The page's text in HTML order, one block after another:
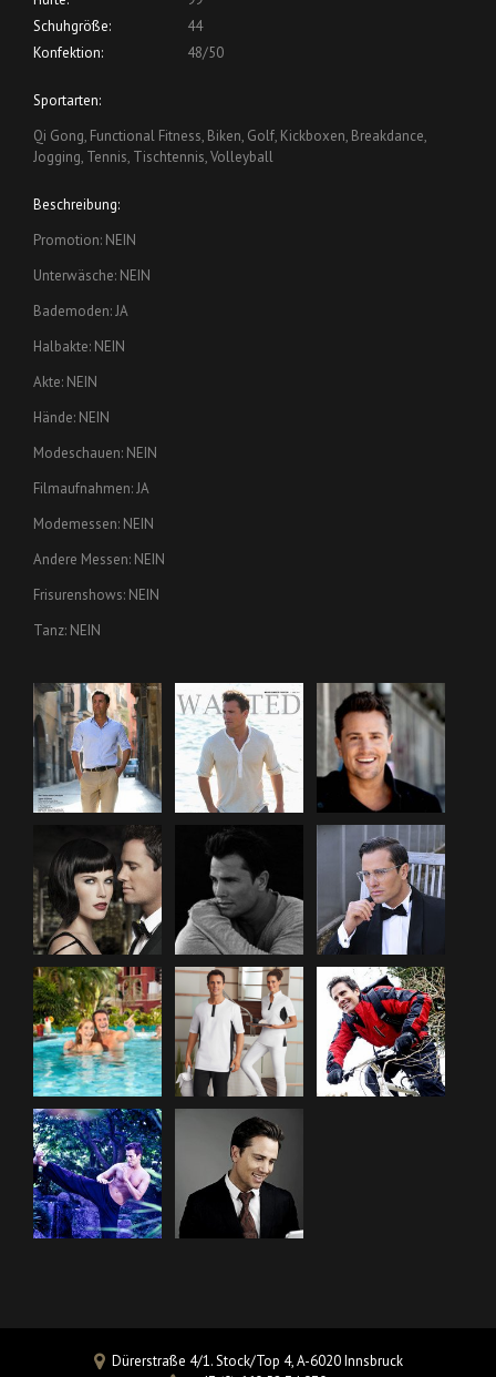
Schuhgröße:
44
Konfektion:
48/50
Sportarten:
Qi Gong, Functional Fitness, Biken, Golf, Kickboxen, Breakdance,
Jogging, Tennis, Tischtennis, Volleyball
Beschreibung:
Promotion: NEIN
Unterwäsche: NEIN
Bademoden: JA
Halbakte: NEIN
Akte: NEIN
Hände: NEIN
Modeschauen: NEIN
Filmaufnahmen: JA
Modemessen: NEIN
Andere Messen: NEIN
Frisurenshows: NEIN
Tanz: NEIN
Dürerstraße 4/1. Stock/Top 4, A-6020 Innsbruck